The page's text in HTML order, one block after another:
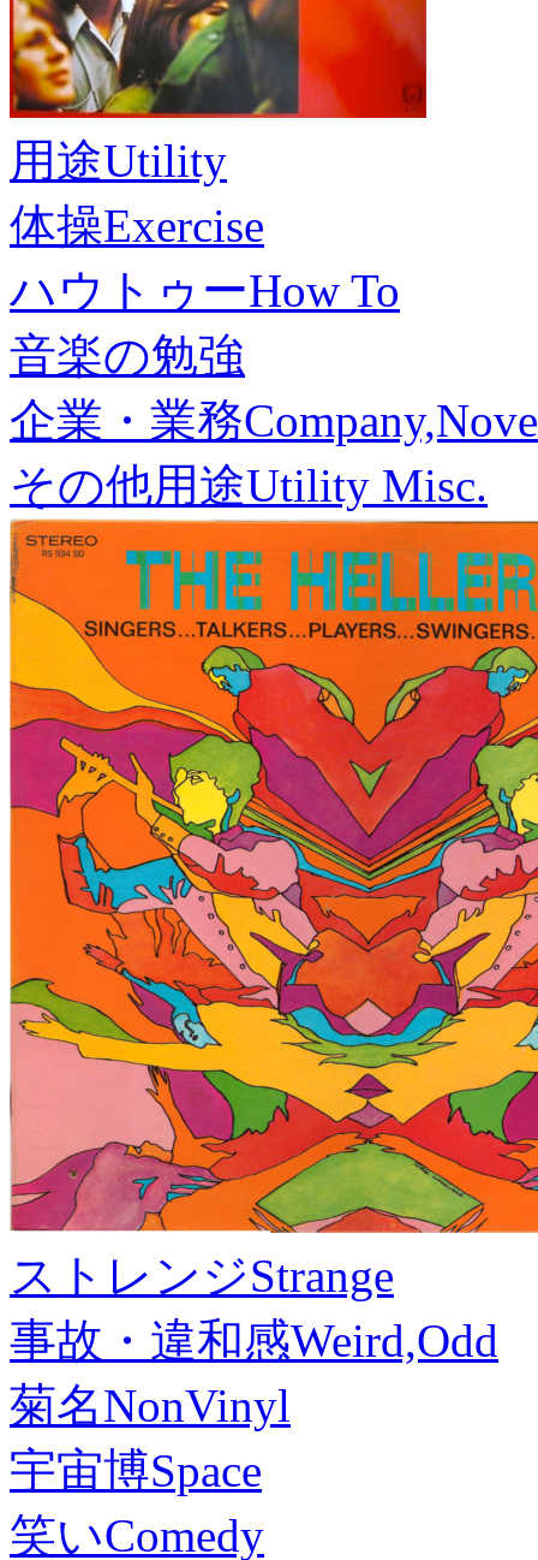
用途Utility
体操Exercise
ハウトゥーHow To
音楽の勉強
企業・業務
その他用途Utility Misc.
ストレンジStrange
事故・違和感Weird,Odd
菊名NonVinyl
宇宙博Space
笑いComedy